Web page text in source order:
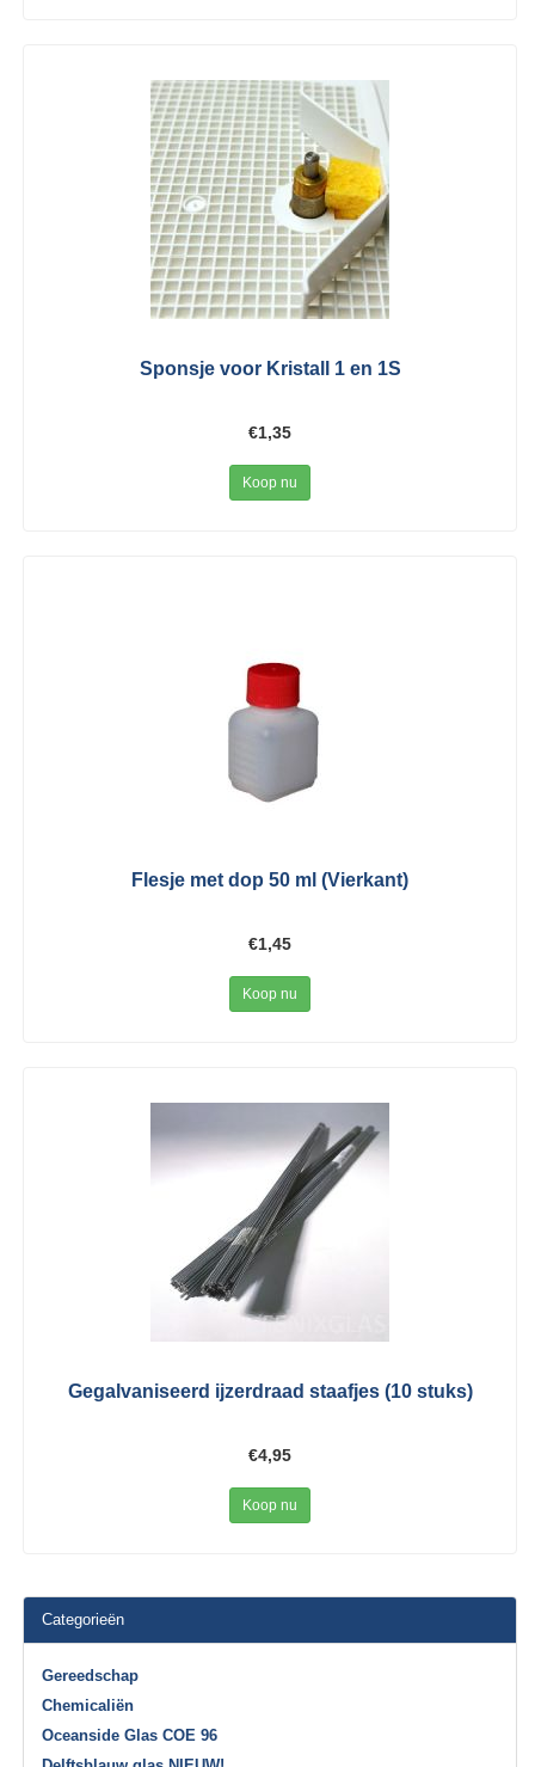
Sponsje voor Kristall 1 en 1S
€1,35
Koop nu
Flesje met dop 50 ml (Vierkant)
€1,45
Koop nu
Gegalvaniseerd ijzerdraad staafjes (10 stuks)
€4,95
Koop nu
Categorieën
Gereedschap
Chemicaliën
Oceanside Glas COE 96